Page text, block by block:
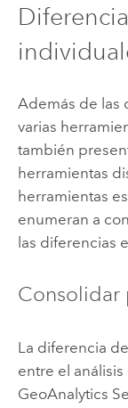
Además de las
varias
también
herramientas
herramientas
enumeran a
las diferencias
Consolidar
La diferencia
entre el
GeoAnalytics